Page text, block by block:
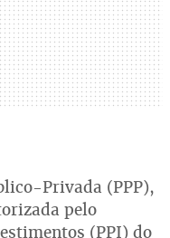
Privada (PPP),
pelo
(PPI) do